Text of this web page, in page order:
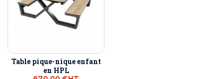
Table pique-nique enfant
en HPL